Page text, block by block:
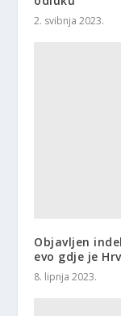
2. svibnja 2023.
Objavljen
evo gdje je
8. lipnja 2023.